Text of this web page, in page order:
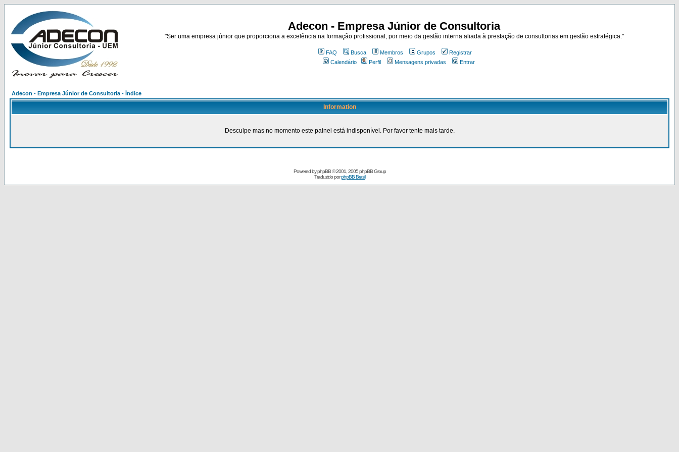
Adecon - Empresa Júnior de Consultoria
"Ser uma empresa júnior que proporciona a excelência na formação profissional, por meio da gestão interna aliada à prestação de consultorias em gestão estratégica."
FAQ Busca Membros Grupos
Registrar
Calendário
Perfil Mensagens privadas Entrar
Adecon - Empresa Júnior de Consultoria - Índice
Information
Desculpe mas no momento este painel está indisponível. Por favor tente mais tarde.
Powered byphpBB© 2001, 2005 phpBB Group
Traduzido porphpBB Brasil